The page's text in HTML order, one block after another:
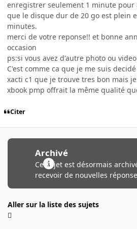
enregistrer seulement 1 minute pour
que le disque dur de 20 go est plein
minutes.
merci de votre reponse!! et bonne
occasion
ps:si vous avez d'autre photo ou
C'est comme ca que je me suis
xacti c1 que je trouve tres bon mais
xbook pmp offrait la même qualité
Citer
Archivé
Ce sujet est désormais
recevoir de nouvelles
Aller sur la liste des sujets